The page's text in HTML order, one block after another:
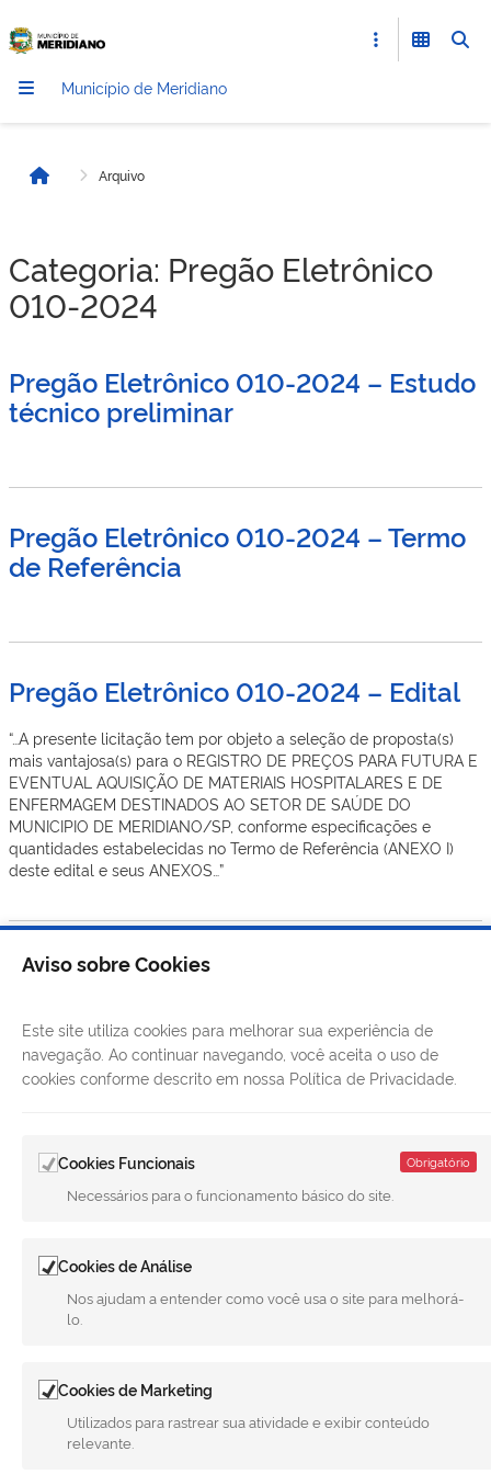
Município de Meridiano
Início Arquivo
Categoria: Pregão Eletrônico
010-2024
Pregão Eletrônico 010-2024 – Estudo
técnico preliminar
Pregão Eletrônico 010-2024 – Termo
de Referência
Pregão Eletrônico 010-2024 – Edital
“…A presente licitação tem por objeto a seleção de proposta(s)
mais vantajosa(s) para o REGISTRO DE PREÇOS PARA FUTURA E
EVENTUAL AQUISIÇÃO DE MATERIAIS HOSPITALARES E DE
ENFERMAGEM DESTINADOS AO SETOR DE SAÚDE DO
MUNICIPIO DE MERIDIANO/SP, conforme especificações e
quantidades estabelecidas no Termo de Referência (ANEXO I)
deste edital e seus ANEXOS…”
CANAIS
MUNICÍPIO DE MERIDIANO
Facebook
Twitter
LinkedIn
Instagram
Youtube
Aviso sobre Cookies
Este site utiliza cookies para melhorar sua experiência de
navegação. Ao continuar navegando, você aceita o uso de
cookies conforme descrito em nossa Política de Privacidade.
Cookies Funcionais Obrigatório
Necessários para o funcionamento básico do site.
Cookies de Análise
Nos ajudam a entender como você usa o site para melhorá-
lo.
Cookies de Marketing
Utilizados para rastrear sua atividade e exibir conteúdo
relevante.